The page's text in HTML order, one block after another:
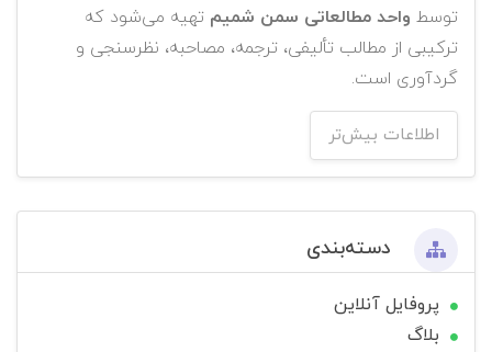
توسط واحد مطالعاتی سمن شمیم تهیه می‌شود که
ترکیبی از مطالب تألیفی، ترجمه، مصاحبه، نظرسنجی و
گردآوری است.
اطلاعات بیش‌تر
دسته‌بندی
پروفایل آنلاین
بلاگ